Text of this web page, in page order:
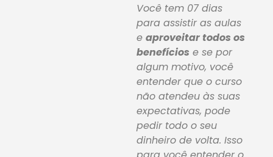
Você tem 07 dias
para assistir as aulas
e aproveitar todos os
benefícios e se por
algum motivo, você
entender que o curso
não atendeu às suas
expectativas, pode
pedir todo o seu
dinheiro de volta. Isso